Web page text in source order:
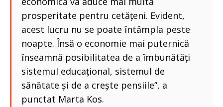
prosperitate pentru cetățeni. Evident,
acest lucru nu se poate întâmpla peste
noapte. Însă o economie mai puternică
înseamnă posibilitatea de a îmbunătăți
sistemul educațional, sistemul de
sănătate și de a crește pensiile”, a
punctat Marta Kos.